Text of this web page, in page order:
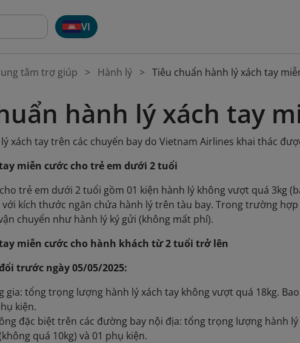
VI
tâm trợ giúp Hành lý Tiêu chuẩn hành lý xách tay
hành lý xách tay
xách tay trên các chuyến bay do Vietnam Airlines khai thác
miễn cước cho trẻ em dưới 2 tuổi
trẻ em dưới 2 tuổi gồm 01 kiện hành lý không vượt quá 3kg
kích thước ngăn chứa hành lý trên tàu bay. Trong trường
chuyển như hành lý ký gửi (không mất phí).
miễn cước cho hành khách từ 2 tuổi trở lên
trước ngày 05/05/2025:
gia: tổng trọng lượng hành lý xách tay không vượt quá 18kg.
kiện.
đặc biệt trên các đường bay nội địa: tổng trọng lượng hành
quá 10kg) và 01 phụ kiện.